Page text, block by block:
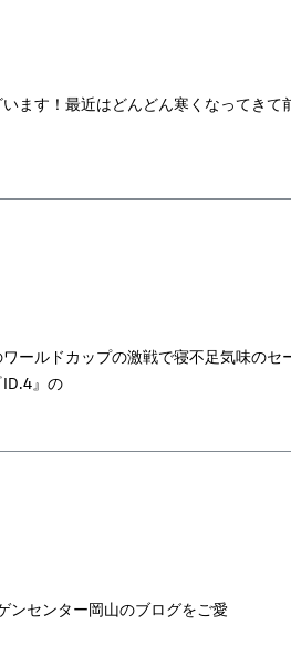
ます！最近はどんどん寒くなってきて
ールドカップの激戦で寝不足気味のセ
』の
ンセンター岡山のブログをご愛